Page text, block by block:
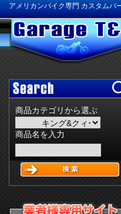
アメリカンバイク専門 カスタムパ
商品カテゴリから選ぶ
商品名を入力